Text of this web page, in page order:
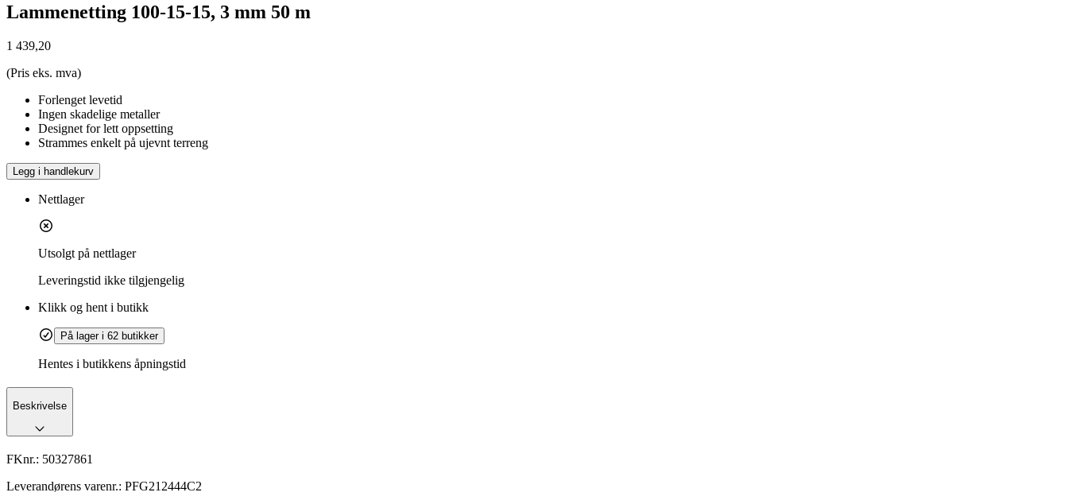
Lammenetting 100-15-15, 3 mm 50 m
1 439,20
(Pris eks. mva)
Forlenget levetid
Ingen skadelige metaller
Designet for lett oppsetting
Strammes enkelt på ujevnt terreng
Legg i handlekurv
Nettlager
Utsolgt på nettlager
Leveringstid ikke tilgjengelig
Klikk og hent i butikk
På lager i 62 butikker
Hentes i butikkens åpningstid
Beskrivelse
FKnr.: 50327861
Leverandørens varenr.: PFG212444C2